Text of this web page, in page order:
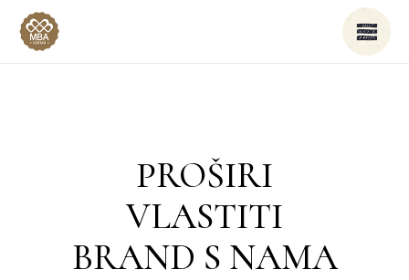
PROŠIRI
VLASTITI
BRAND S NAMA